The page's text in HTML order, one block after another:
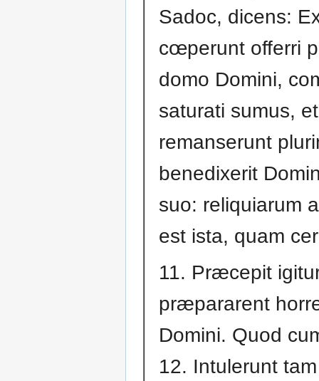
Sadoc, dicens:
cœperunt offerri
domo Domini,
saturati sumus, et
remanserunt
benedixerit
suo: reliquiarum
est ista, quam
11. Præcepit
præpararent
Domini. Quod
12. Intulerunt